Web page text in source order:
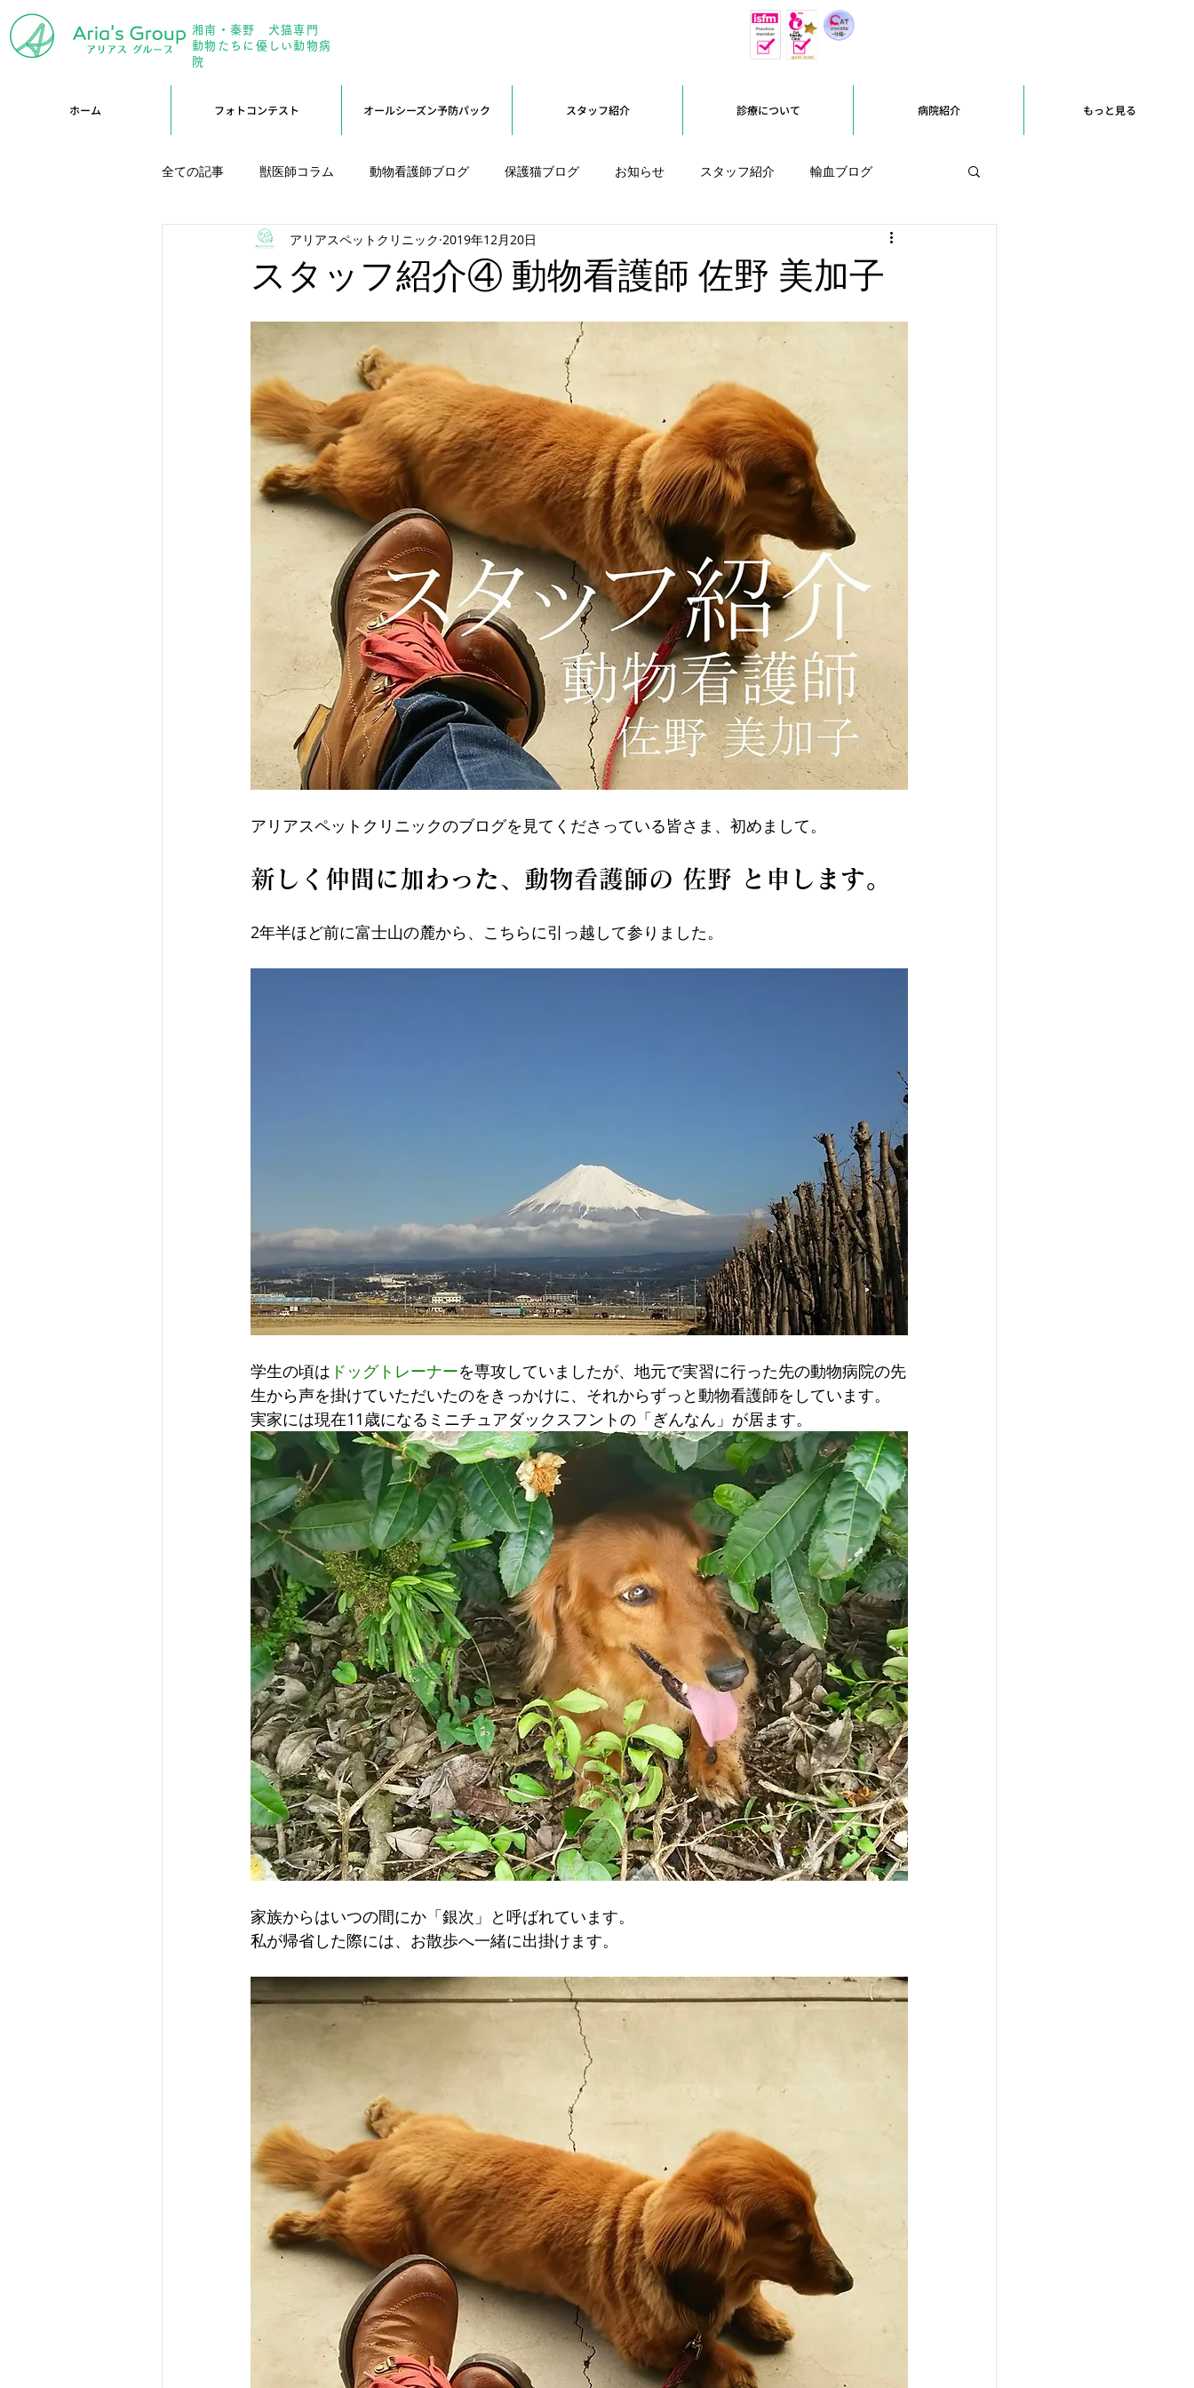
湘南・秦野 犬猫専門
動物たちに優しい動物病
院
ホーム フォトコンテスト オールシーズン予防パック スタッフ紹介 診療について 病院紹介 もっと見る
全ての記事 獣医師コラム 動物看護師ブログ 保護猫ブログ お知らせ スタッフ紹介 輸血ブログ
アリーブログ Branブログ オープンに向けて
スタッフ紹介④ 動物看護師 佐野 美加子
アリアスペットクリニック 2019年12月20日
アリアスペットクリニックのブログを見てくださっている皆さま、初めまして。
新しく仲間に加わった、動物看護師の 佐野 と申します。
2年半ほど前に富士山の麓から、こちらに引っ越して参りました。
学生の頃は ドッグトレーナーを専攻していましたが、地元で実習に行った先の動物病院の先
生から声を掛けていただいたのをきっかけに、それからずっと動物看護師をしています。
実家には現在11歳になるミニチュアダックスフントの「ぎんなん」が居ます。
家族からはいつの間にか「銀次」と呼ばれています。
私が帰省した際には、お散歩へ一緒に出掛けます。